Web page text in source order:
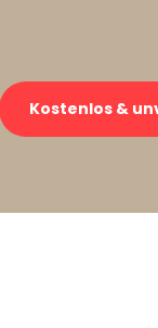
Kostenlos &